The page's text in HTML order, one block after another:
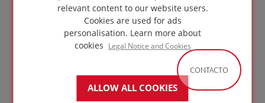
relevant content to our website users.
Cookies are used for ads
personalisation. Learn more about
cookies
Legal Notice and Cookies
ALLOW ALL COOKIES
proyecto
Muros de ladrillo con cámara de aire
CONTACTO